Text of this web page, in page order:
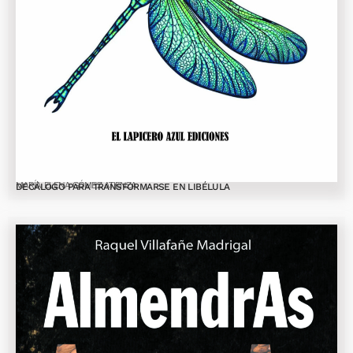
DECÁLOGO PARA TRANSFORMARSE EN LIBÉLULA
MARÍA ELENA GÓMEZ ATIENZA